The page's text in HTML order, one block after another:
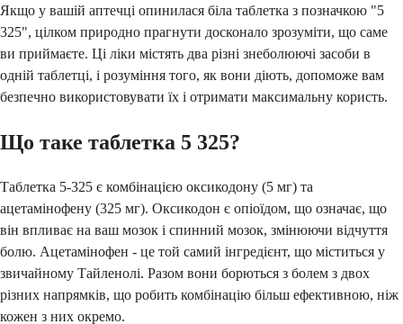
Якщо у вашій аптечці опинилася біла таблетка з позначкою "5
325", цілком природно прагнути досконало зрозуміти, що саме
ви приймаєте. Ці ліки містять два різні знеболюючі засоби в
одній таблетці, і розуміння того, як вони діють, допоможе вам
безпечно використовувати їх і отримати максимальну користь.
Що таке таблетка 5 325?
Таблетка 5-325 є комбінацією оксикодону (5 мг) та
ацетамінофену (325 мг). Оксикодон є опіоїдом, що означає, що
він впливає на ваш мозок і спинний мозок, змінюючи відчуття
болю. Ацетамінофен - це той самий інгредієнт, що міститься у
звичайному Тайленолі. Разом вони борються з болем з двох
різних напрямків, що робить комбінацію більш ефективною, ніж
кожен з них окремо.